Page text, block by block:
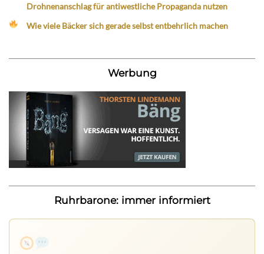
Drohnenanschlag für antiwestliche Propaganda nutzen
Wie viele Bäcker sich gerade selbst entbehrlich machen
Werbung
Ruhrbarone: immer informiert